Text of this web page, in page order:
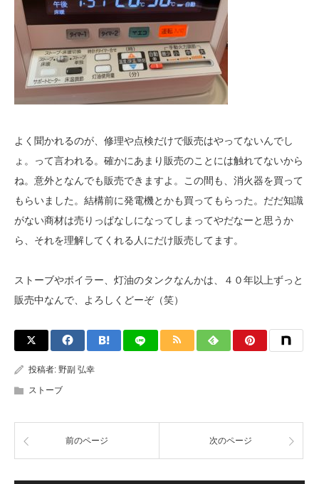
よく聞かれるのが、修理や点検だけで販売はやってないんでし
ょ。って言われる。確かにあまり販売のことには触れてないから
ね。意外となんでも販売できますよ。この間も、消火器を買って
もらいました。結構前に発電機とかも買ってもらった。だだ知識
がない商材は売りっぱなしになってしまってやだなーと思うか
ら、それを理解してくれる人にだけ販売してます。
ストーブやボイラー、灯油のタンクなんかは、４０年以上ずっと
販売中なんで、よろしくどーぞ（笑）
投稿者: 野副 弘幸
ストーブ
前のページ 次のページ